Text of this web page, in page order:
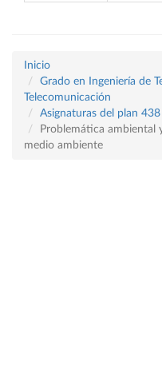
Inicio
Grado en Ingeniería de
Telecomunicación
Asignaturas del plan 438
Problemática ambiental
medio ambiente